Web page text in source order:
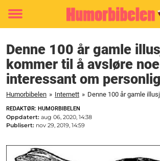
Toggle
Denne 100 år gamle
kommer til å avsløre noe
interessant om
Humorbibelen » Internett »
REDAKTØR: HUMORBIBELEN
Oppdatert: aug 06, 2020, 14:38
Publisert: nov 29, 2019, 14:59